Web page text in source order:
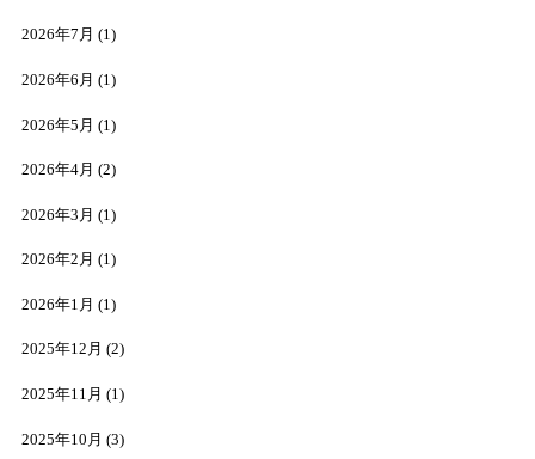
2026年7月 (1)
2026年6月 (1)
2026年5月 (1)
2026年4月 (2)
2026年3月 (1)
2026年2月 (1)
2026年1月 (1)
2025年12月 (2)
2025年11月 (1)
2025年10月 (3)